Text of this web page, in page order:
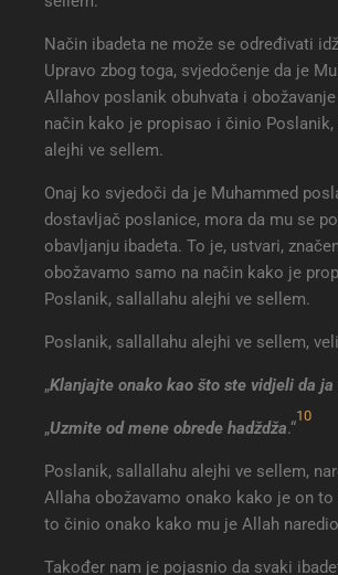
Način ibadeta ne može se određivati
Upravo zbog toga, svjedočenje da je
Allahov poslanik obuhvata i
način kako je propisao i činio Poslanik,
alejhi ve sellem.
Onaj ko svjedoči da je Muhammed
dostavljač poslanice, mora da mu se
obavljanju ibadeta. To je, ustvari,
obožavamo samo na način kako je
Poslanik, sallallahu alejhi ve sellem.
Poslanik, sallallahu alejhi ve sellem,
„Klanjajte onako kao što ste vidjeli da
„Uzmite od mene obrede hadždža.“
10
Poslanik, sallallahu alejhi ve sellem,
Allaha obožavamo onako kako je on
to činio onako kako mu je Allah
Također nam je pojasnio da svaki